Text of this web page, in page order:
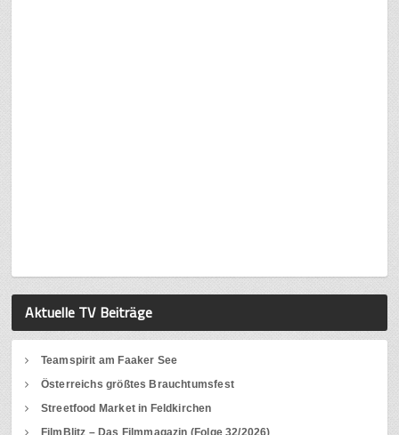
Aktuelle TV Beiträge
Teamspirit am Faaker See
Österreichs größtes Brauchtumsfest
Streetfood Market in Feldkirchen
FilmBlitz – Das Filmmagazin (Folge 32/2026)